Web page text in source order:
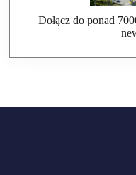
Dołącz do ponad